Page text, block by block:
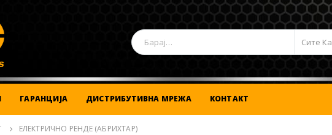
Сите
ГАРАНЦИЈА ДИСТРИБУТИВНА МРЕЖА КОНТАКТ
ЕЛЕКТРИЧНО РЕНДЕ (АБРИХТАР)